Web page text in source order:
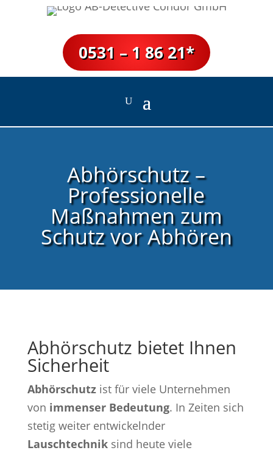
0531 – 1 86 21*
Abhörschutz –
Professionelle
Maßnahmen zum
Schutz vor Abhören
Abhörschutz bietet Ihnen
Sicherheit
Abhörschutzist für viele Unternehmen
von immenser Bedeutung. In Zeiten sich
stetig weiter entwickelnder
Lauschtechniksind heute viele